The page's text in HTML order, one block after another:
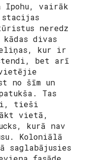
Ipohu, vairāk
stacijas
neredz
divas
kur ir
bet arī
no šīm un
Tas
tieši
vietā,
kurā nav
Koloniālā
saglabājusies